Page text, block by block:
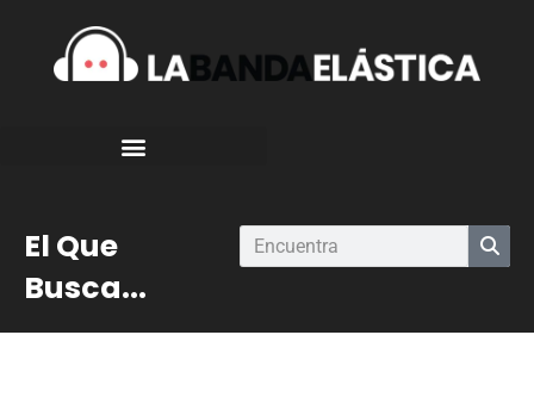
El Que
Busca...